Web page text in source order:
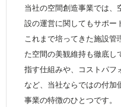
当社の空間創造事業では
設の運営に関してもサポー
これまで培ってきた施設
た空間の美観維持も徹底し
指す仕組みや、コストパフ
など、当社ならではの付加
事業の特徴のひとつです。